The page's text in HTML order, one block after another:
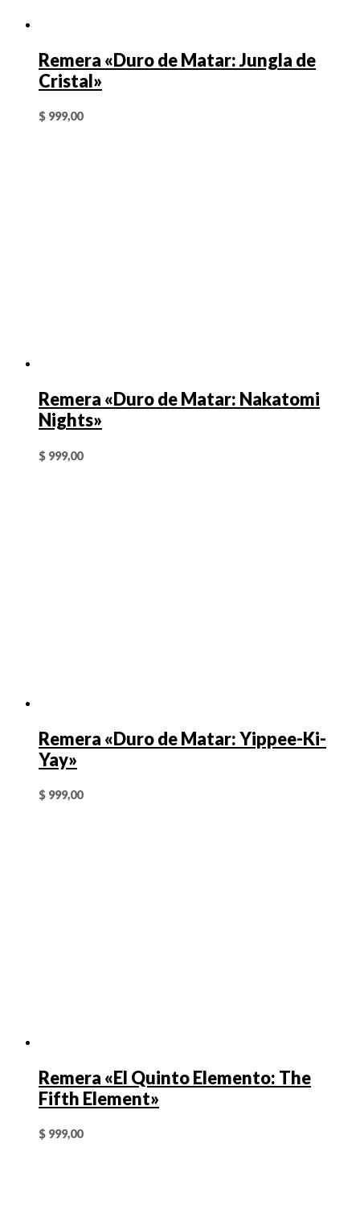
Remera «Duro de Matar: Jungla de
Cristal»
$ 999,00
Remera «Duro de Matar: Nakatomi
Nights»
$ 999,00
Remera «Duro de Matar: Yippee-Ki-
Yay»
$ 999,00
Remera «El Quinto Elemento: The
Fifth Element»
$ 999,00